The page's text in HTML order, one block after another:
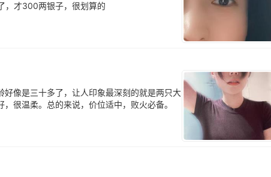
，才300两银子，很划算的
像是三十多了，让人印象最深刻的就是两只大
很温柔。总的来说，价位适中，败火必备。